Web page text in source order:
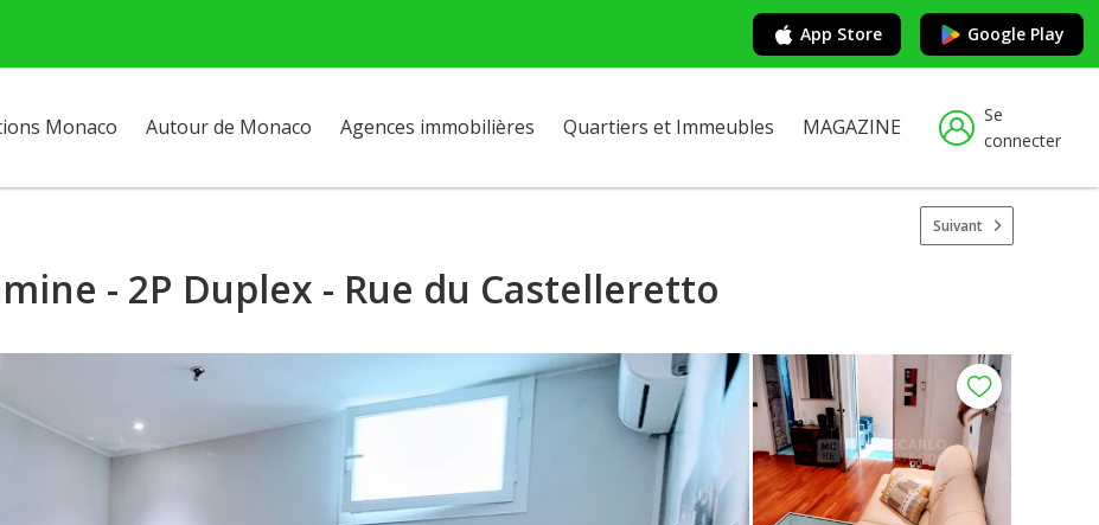
App Store Google Play
Monaco Autour de Monaco Agences immobilières Quartiers et Immeubles MAGAZINE
Se
connecter
Suivant
- 2P Duplex - Rue du Castelleretto